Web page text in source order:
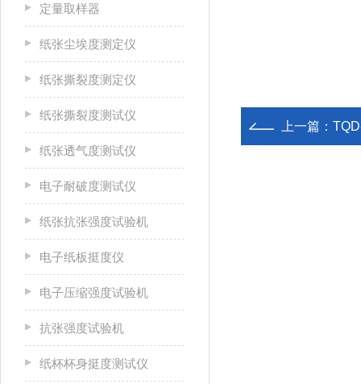
定量取样器
纸张尘埃度测定仪
纸张撕裂度测定仪
纸张撕裂度测试仪
纸张透气度测试仪
电子耐破度测试仪
纸张抗张强度试验机
电子纸板挺度仪
电子压缩强度试验机
抗张强度试验机
纸杯杯身挺度测试仪
上一篇：